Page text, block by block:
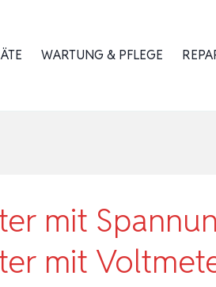
WARTUNG & PFLEGE
mit
mit